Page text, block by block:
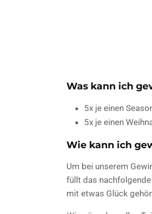
Was kann ich
5x je einen
5x je einen
Wie kann ich
Um bei unserem
füllt das
mit etwas Glück